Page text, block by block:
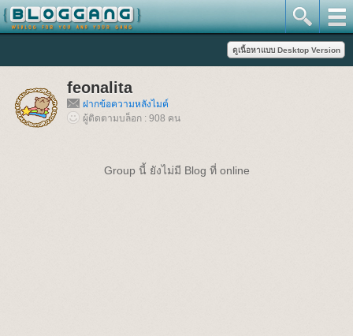
feonalita
ฝากข้อความหลังไมค์
ผู้ติดตามบล็อก : 908 คน
Group นี้ ยังไม่มี Blog ที่ online